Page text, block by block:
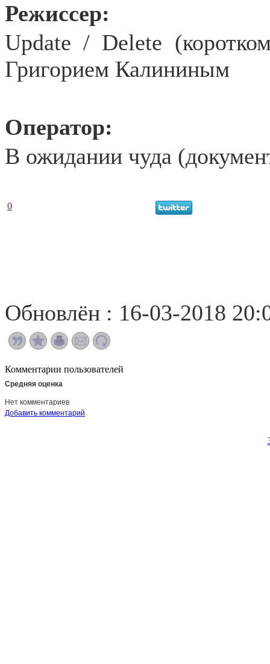
Режиссер:
Update / Delete
Григорием Калининым
Оператор:
В ожидании чуда
0
Обновлён : 16-03-2018
Комментарии пользователей
Средняя оценка
Нет комментариев
Добавить комментарий